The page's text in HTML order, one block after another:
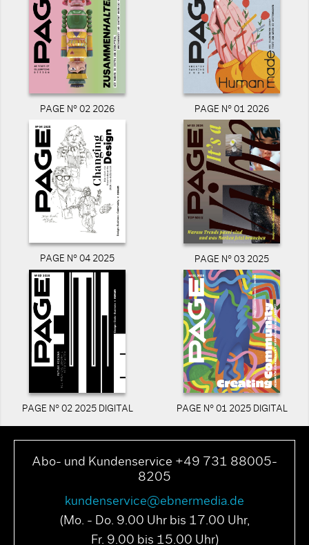
PAGE N° 02 2026 PAGE N° 01 2026
PAGE N° 04 2025 PAGE N° 03 2025
PAGE N° 02 2025 DIGITAL PAGE N° 01 2025 DIGITAL
Abo- und Kundenservice +49 731 88005-
8205
kundenservice@ebnermedia.de
(Mo. - Do. 9.00 Uhr bis 17.00 Uhr,
Fr. 9.00 bis 15.00 Uhr)